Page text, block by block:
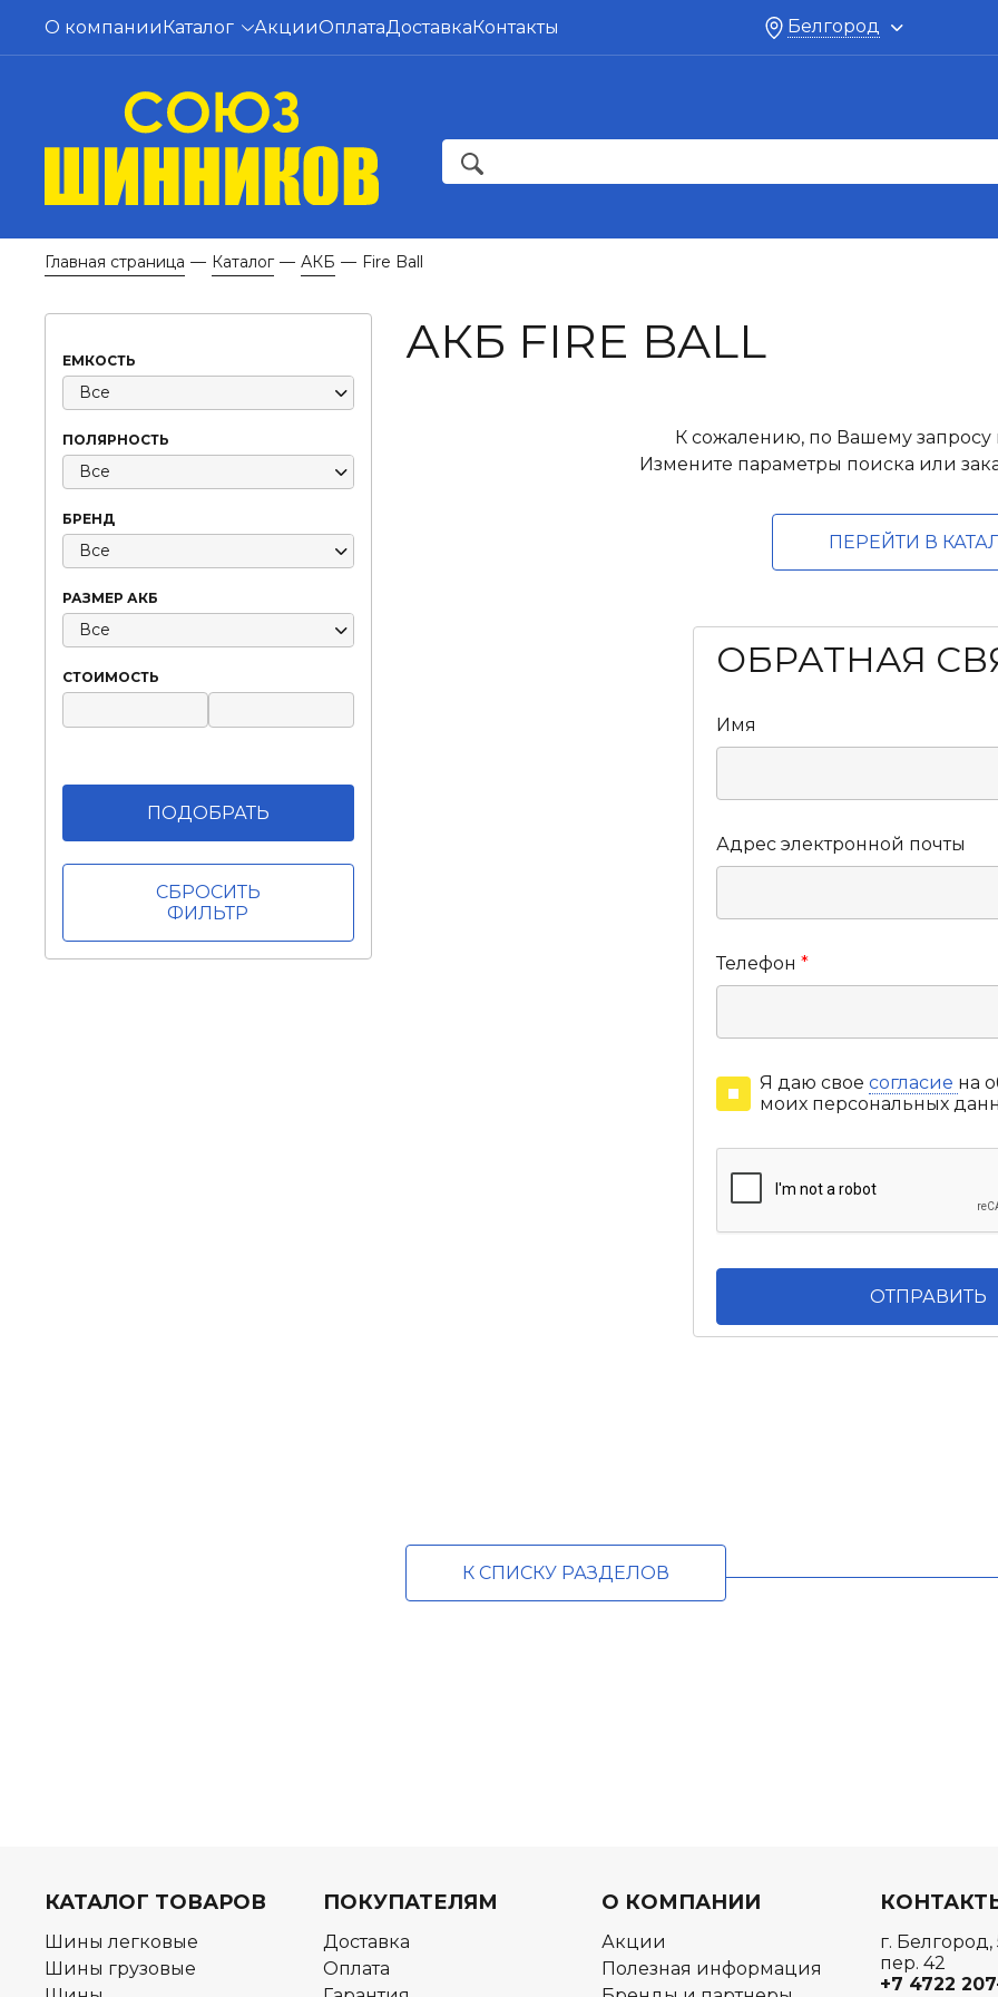
О компанииКаталог АкцииОплатаДоставкаКонтакты Белгород
Главная страница — Каталог — АКБ — Fire Ball
ЕМКОСТЬ
Все
ПОЛЯРНОСТЬ
Все
БРЕНД
Все
РАЗМЕР АКБ
Все
СТОИМОСТЬ
СБРОСИТЬ
ФИЛЬТР
АКБ FIRE BALL
К сожалению, по Вашему запросу
Измените параметры поиска или
ПЕРЕЙТИ В
ОБРАТНАЯ
Имя
Адрес электронной почты
Телефон*
Я даю своесогласие на
моих персональных
К СПИСКУ РАЗДЕЛОВ
КАТАЛОГ ТОВАРОВ
Шины легковые
Шины грузовые
ПОКУПАТЕЛЯМ
Доставка
Оплата
О КОМПАНИИ
Акции
Полезная информация
г.
пер. 42
+7 4722